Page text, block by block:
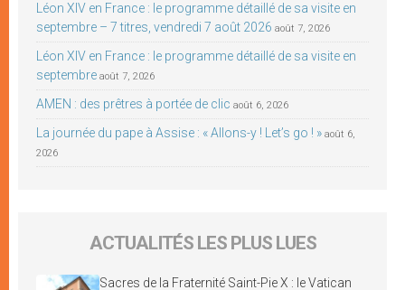
Léon XIV en France : le programme détaillé de sa visite en
septembre – 7 titres, vendredi 7 août 2026 août 7, 2026
Léon XIV en France : le programme détaillé de sa visite en
septembre août 7, 2026
AMEN : des prêtres à portée de clic août 6, 2026
La journée du pape à Assise : « Allons-y ! Let’s go ! » août 6,
2026
ACTUALITÉS LES PLUS LUES
Sacres de la Fraternité Saint-Pie X : le Vatican